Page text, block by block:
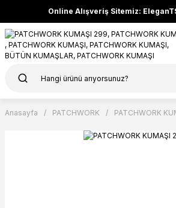
Online Alışveriş Sitemiz:
Anasayfa PATCHWORK PATCHWORK